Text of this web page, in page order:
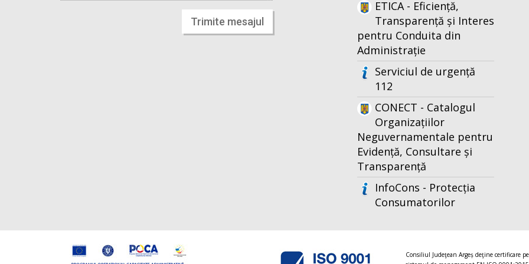
Trimite mesajul
ETICA - Eficiență,
Transparență și Interes
pentru Conduita din
Administrație
Serviciul de urgență
112
CONECT - Catalogul
Organizațiilor
Neguvernamentale pentru
Evidență, Consultare și
Transparență
InfoCons - Protecția
Consumatorilor
Consiliul Judeţean Argeș deţine certificare